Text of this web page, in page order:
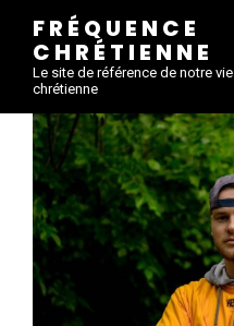
FRÉQUENCE
CHRÉTIENNE
Le site de référence de notre vie
chrétienne